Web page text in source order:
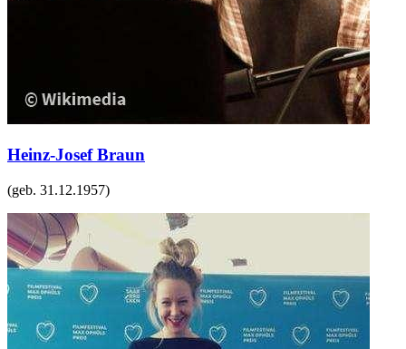
Heinz-Josef Braun
(geb. 31.12.1957)